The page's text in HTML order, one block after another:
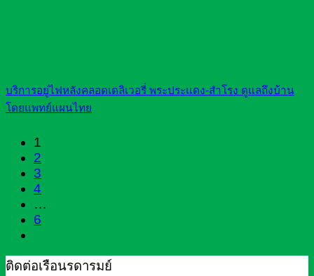
บริการอยู่ไฟหลังคลอดเดลิเวอรี่ พระประแดง-สำโรง ดูแลถึงบ้าน
โดยแพทย์แผนไทย
1
2
3
4
…
6
ติดต่อเรือนรดารมย์